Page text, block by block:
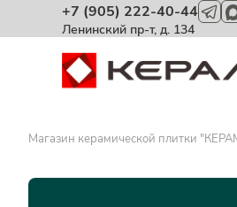
+7 (905) 222-40-44
Ленинский пр-т, д. 134
Магазин керамической плитки